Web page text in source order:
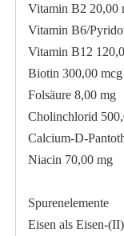
Vitamin B2 20,00
Vitamin B6/
Vitamin B12
Biotin 300,00 mcg
Folsäure 8,00 mg
Cholinchlorid
Calcium-D-
Niacin 70,00 mg
Spurenelemente
Eisen als Eisen-